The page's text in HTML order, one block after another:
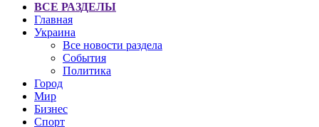
ВСЕ РАЗДЕЛЫ
Главная
Украина
Все новости раздела
События
Политика
Город
Мир
Бизнес
Спорт